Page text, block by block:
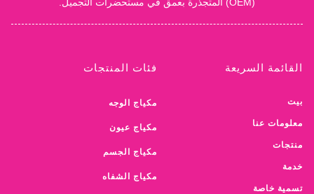
القائمة السريعة
بيت
معلومات عنا
منتجات
خدمة
تسمية خاصة
فئات المنتجات
مكياج الوجه
مكياج عيون
مكياج الجسم
مكياج الشفاه